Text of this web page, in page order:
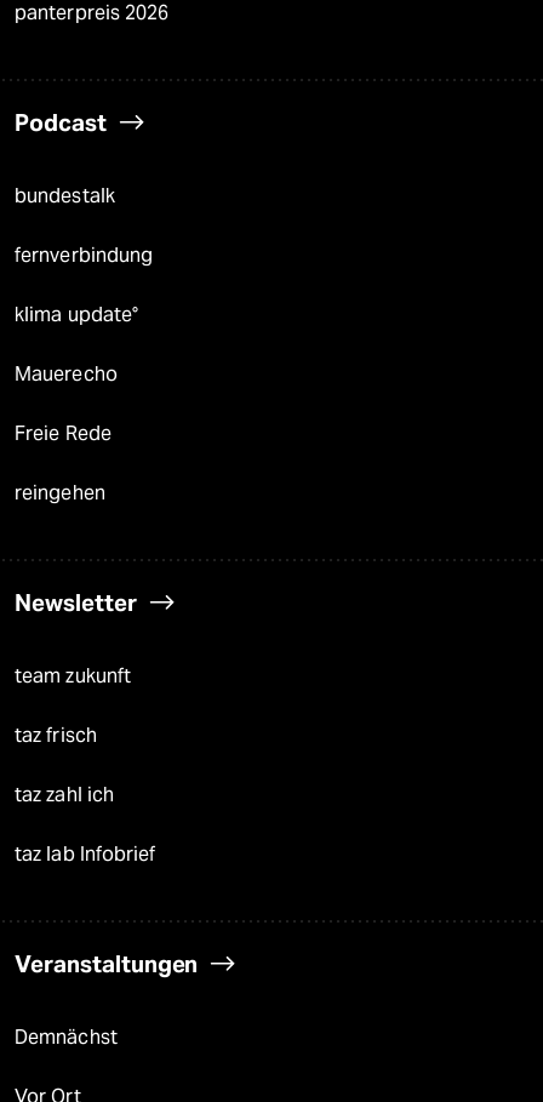
panterpreis 2026
Podcast
bundestalk
fernverbindung
klima update°
Mauerecho
Freie Rede
reingehen
Newsletter
team zukunft
taz frisch
taz zahl ich
taz lab Infobrief
Veranstaltungen
Demnächst
Vor Ort